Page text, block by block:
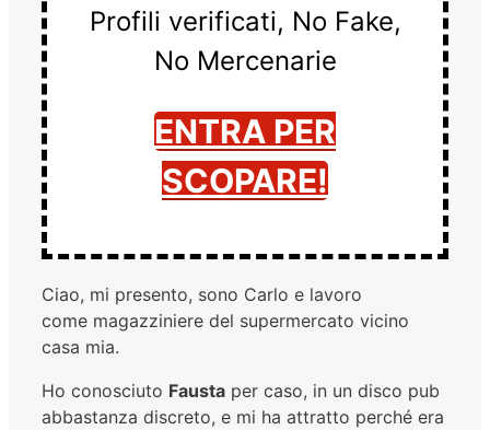
Profili verificati, No Fake,
No Mercenarie
ENTRA PER
SCOPARE!
Ciao, mi presento, sono Carlo e lavoro
come magazziniere del supermercato vicino
casa mia.
Ho conosciuto Fausta per caso, in un disco pub
abbastanza discreto, e mi ha attratto perché era